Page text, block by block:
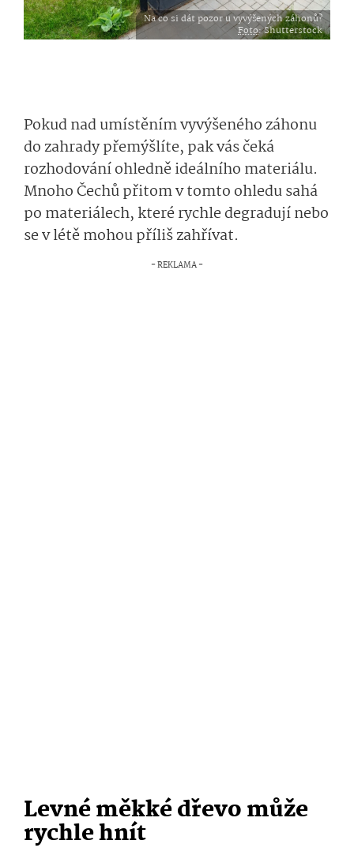
Na co si dát pozor u vyvýšených záhonů?
Foto: Shutterstock
Pokud nad umístěním vyvýšeného záhonu
do zahrady přemýšlíte, pak vás čeká
rozhodování ohledně ideálního materiálu.
Mnoho Čechů přitom v tomto ohledu sahá
po materiálech, které rychle degradují nebo
se v létě mohou příliš zahřívat.
Levné měkké dřevo může
rychle hnít